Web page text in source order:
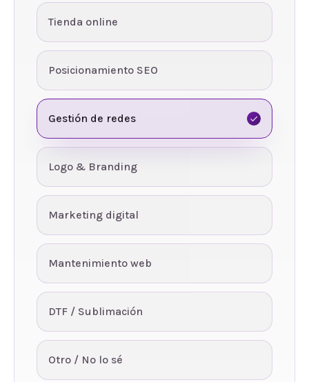
Tienda online
Posicionamiento SEO
Gestión de redes
Logo & Branding
Marketing digital
Mantenimiento web
DTF / Sublimación
Otro / No lo sé